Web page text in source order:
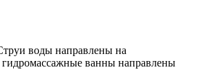
воды направлены на
гидромассажные ванны направлены